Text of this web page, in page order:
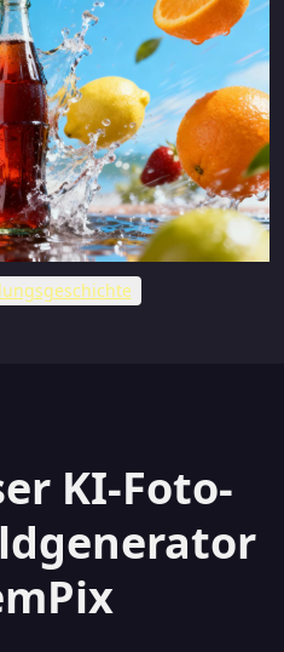
KI-Foto-